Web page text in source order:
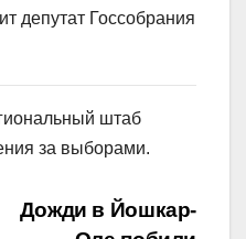
депутат Госсобрания
штаб
за выборами.
Дожди в Йошкар-